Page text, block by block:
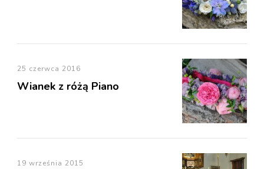
25 czerwca 2016
Wianek z różą Piano
19 września 2015